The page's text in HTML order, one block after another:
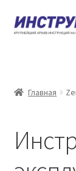
Перейти
к
Перейти
к
Каталог
Личный
Главная